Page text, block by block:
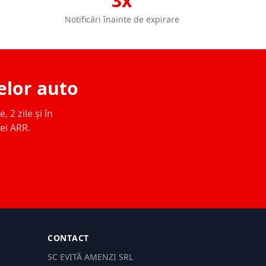
Notificări înainte de expirare
auto
2 zile și în
ARR.
CONTACT
SC EVITĂ AMENZI SRL